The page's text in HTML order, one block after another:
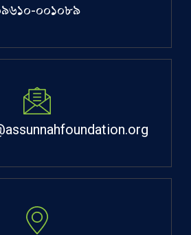
০০১০৮৯